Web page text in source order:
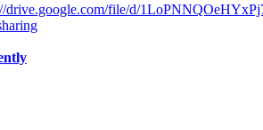
drive.google.com/file/d/